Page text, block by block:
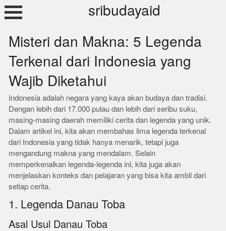
Skip
to
sribudayaid
Misteri dan Makna: 5 Legenda
Terkenal dari Indonesia yang
Wajib Diketahui
Indonesia adalah negara yang kaya akan budaya dan tradisi.
Dengan lebih dari 17.000 pulau dan lebih dari seribu suku,
masing-masing daerah memiliki cerita dan legenda yang unik.
Dalam artikel ini, kita akan membahas lima legenda terkenal
dari Indonesia yang tidak hanya menarik, tetapi juga
mengandung makna yang mendalam. Selain
memperkenalkan legenda-legenda ini, kita juga akan
menjelaskan konteks dan pelajaran yang bisa kita ambil dari
setiap cerita.
1. Legenda Danau Toba
Asal Usul Danau Toba